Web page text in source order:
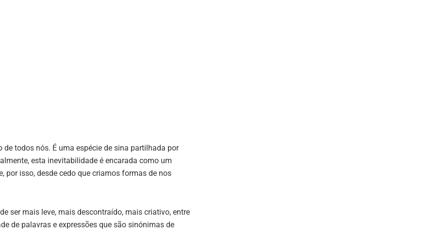
todos nós. É uma espécie de sina partilhada por
esta inevitabilidade é encarada como um
por isso, desde cedo que criamos formas de nos
ser mais leve, mais descontraído, mais criativo, entre
de palavras e expressões que são sinónimas de